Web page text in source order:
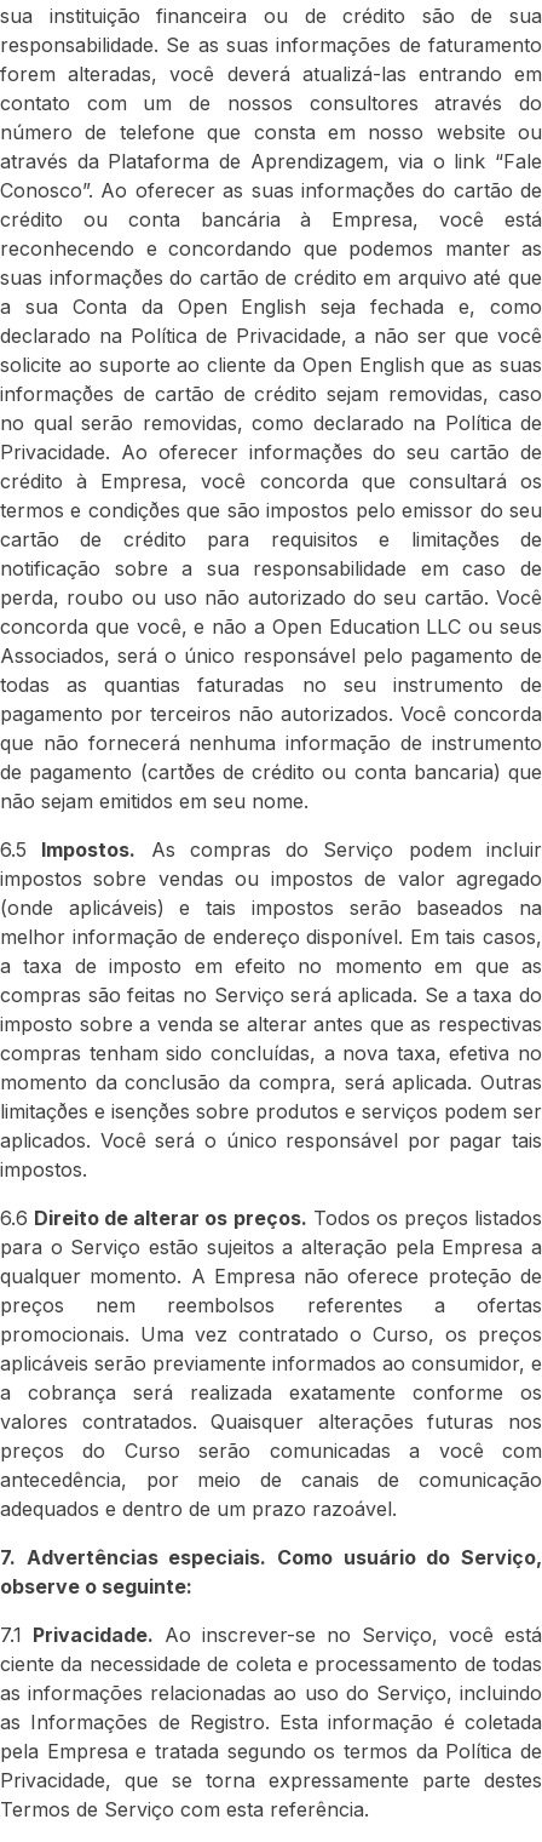
sua instituição financeira ou de crédito são de sua
responsabilidade. Se as suas informações de faturamento
forem alteradas, você deverá atualizá-las entrando em
contato com um de nossos consultores através do
número de telefone que consta em nosso website ou
através da Plataforma de Aprendizagem, via o link “Fale
Conosco”. Ao oferecer as suas informaçðes do cartão de
crédito ou conta bancária à Empresa, você está
reconhecendo e concordando que podemos manter as
suas informaçðes do cartão de crédito em arquivo até que
a sua Conta da Open English seja fechada e, como
declarado na Política de Privacidade, a não ser que você
solicite ao suporte ao cliente da Open English que as suas
informaçðes de cartão de crédito sejam removidas, caso
no qual serão removidas, como declarado na Política de
Privacidade. Ao oferecer informaçðes do seu cartão de
crédito à Empresa, você concorda que consultará os
termos e condiçðes que são impostos pelo emissor do seu
cartão de crédito para requisitos e limitaçðes de
notificação sobre a sua responsabilidade em caso de
perda, roubo ou uso não autorizado do seu cartão. Você
concorda que você, e não a Open Education LLC ou seus
Associados, será o único responsável pelo pagamento de
todas as quantias faturadas no seu instrumento de
pagamento por terceiros não autorizados. Você concorda
que não fornecerá nenhuma informação de instrumento
de pagamento (cartðes de crédito ou conta bancaria) que
não sejam emitidos em seu nome.
6.5 Impostos. As compras do Serviço podem incluir
impostos sobre vendas ou impostos de valor agregado
(onde aplicáveis) e tais impostos serão baseados na
melhor informação de endereço disponível. Em tais casos,
a taxa de imposto em efeito no momento em que as
compras são feitas no Serviço será aplicada. Se a taxa do
imposto sobre a venda se alterar antes que as respectivas
compras tenham sido concluídas, a nova taxa, efetiva no
momento da conclusão da compra, será aplicada. Outras
limitaçðes e isençðes sobre produtos e serviços podem ser
aplicados. Você será o único responsável por pagar tais
impostos.
6.6 Direito de alterar os preços. Todos os preços listados
para o Serviço estão sujeitos a alteração pela Empresa a
qualquer momento. A Empresa não oferece proteção de
preços nem reembolsos referentes a ofertas
promocionais. Uma vez contratado o Curso, os preços
aplicáveis serão previamente informados ao consumidor, e
a cobrança será realizada exatamente conforme os
valores contratados. Quaisquer alterações futuras nos
preços do Curso serão comunicadas a você com
antecedência, por meio de canais de comunicação
adequados e dentro de um prazo razoável.
7. Advertências especiais. Como usuário do Serviço,
observe o seguinte:
7.1 Privacidade. Ao inscrever-se no Serviço, você está
ciente da necessidade de coleta e processamento de todas
as informações relacionadas ao uso do Serviço, incluindo
as Informações de Registro. Esta informação é coletada
pela Empresa e tratada segundo os termos da Política de
Privacidade, que se torna expressamente parte destes
Termos de Serviço com esta referência.